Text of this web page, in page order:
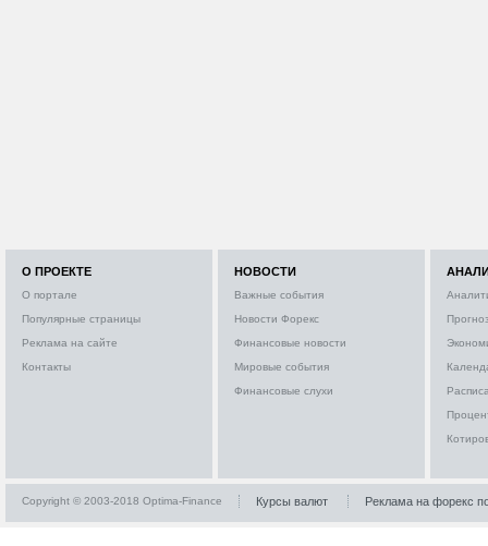
О ПРОЕКТЕ
О портале
Популярные страницы
Реклама на сайте
Контакты
НОВОСТИ
Важные события
Новости Форекс
Финансовые новости
Мировые события
Финансовые слухи
Copyright © 2003-2018 Optima-Finance Курсы валют Реклама на форекс